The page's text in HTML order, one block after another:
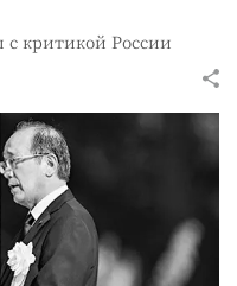
критикой России